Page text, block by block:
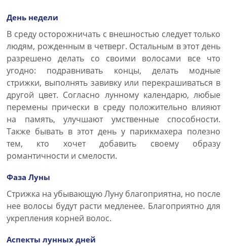
День недели
В среду осторожничать с внешностью следует только
людям, рожденным в четверг. Остальным в этот день
разрешено делать со своими волосами все что
угодно: подравнивать концы, делать модные
стрижки, выполнять завивку или перекрашиваться в
другой цвет. Согласно лунному календарю, любые
перемены прически в среду положительно влияют
на память, улучшают умственные способности.
Также бывать в этот день у парикмахера полезно
тем, кто хочет добавить своему образу
романтичности и смелости.
Фаза Луны
Стрижка на убывающую Луну благоприятна, но после
нее волосы будут расти медленее. Благоприятно для
укрепления корней волос.
Аспекты лунных дней